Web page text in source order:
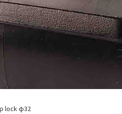
lock φ32